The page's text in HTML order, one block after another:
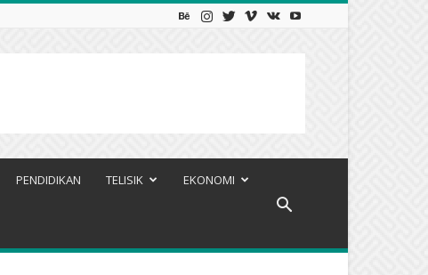
PENDIDIKAN TELISIK EKONOMI